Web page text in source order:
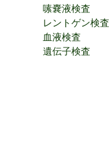
嗉嚢液検査
レントゲン検査
血液検査
遺伝子検査